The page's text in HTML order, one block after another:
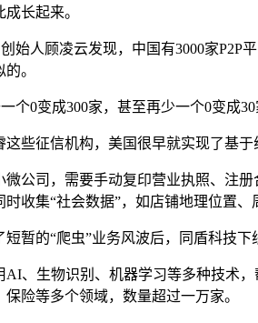
长起来。
始人顾凌云发现，中国有3000家
。
个0变成300家，甚至再少一个0变成30
些征信机构，美国很早就实现了基
公司，需要手动复印营业执照、注
收集“社会数据”，如店铺地理位置
暂的“爬虫”业务风波后，同盾科技
、生物识别、机器学习等多种技术
险等多个领域，数量超过一万家。